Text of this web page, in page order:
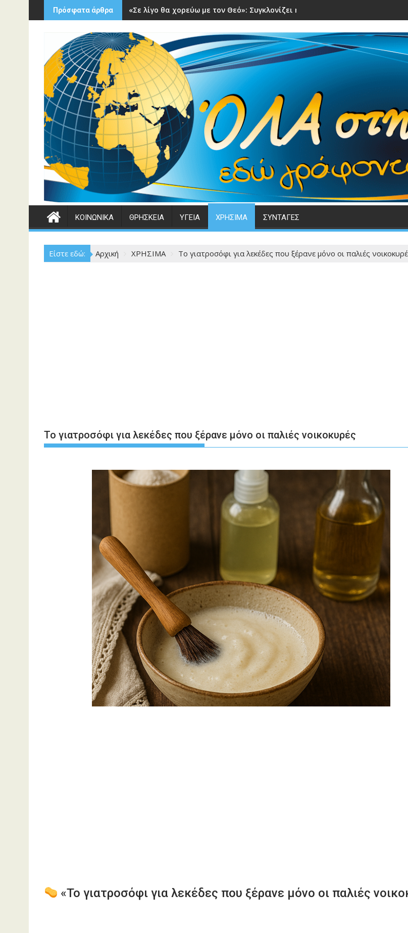
Περάστε
στο
περιεχόμενο
Πρόσφατα άρθρα «Σε λίγο θα χορεύω με τον Θεό»: Συγκλονίζει η μάχη 31χρονης
ΚΟΙΝΩΝΙΚΑ ΘΡΗΣΚΕΙΑ ΥΓΕΙΑ ΧΡΗΣΙΜΑ ΣΥΝΤΑΓΕΣ
Είστε εδώ: Αρχική ΧΡΗΣΙΜΑ Το γιατροσόφι για λεκέδες που ξέρανε μόνο οι παλιές
Το γιατροσόφι για λεκέδες που ξέρανε μόνο οι παλιές νοικοκυρές
«Το γιατροσόφι για λεκέδες που ξέρανε μόνο οι παλιές